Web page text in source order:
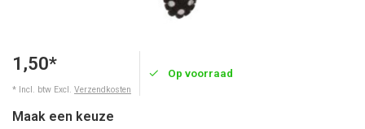
1,50*
* Incl. btw Excl. Verzendkosten
Op voorraad
Maak een keuze